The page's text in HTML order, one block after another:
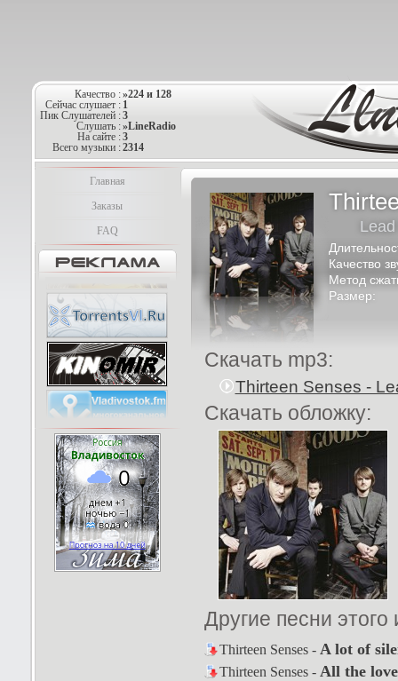
Качество :»224 и 128
Сейчас слушает : 1
Пик Слушателей :3
Слушать :»LineRadio
На сайте :3
Всего музыки :2314
Главная
Заказы
FAQ
Качество
Метод
Размер:
Скачать mp3:
Thirteen Senses -
Скачать обложку:
Другие песни
Thirteen Senses - A lot of
Thirteen Senses - All the